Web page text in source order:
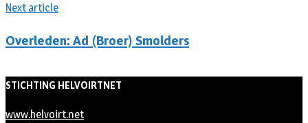
Next article
Overleden: Ad (Broer) Smolders
STICHTING HELVOIRTNET
www.helvoirt.net